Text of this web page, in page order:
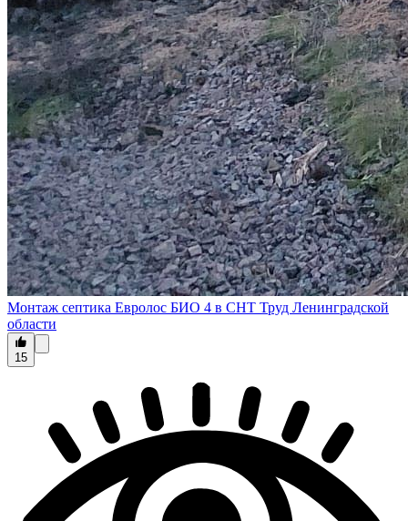
Монтаж септика Евролос БИО 4 в СНТ Труд Ленинградской
области
15